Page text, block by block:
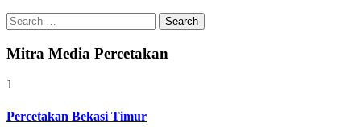
Search
for:
Mitra Media Percetakan
1
Percetakan Bekasi Timur